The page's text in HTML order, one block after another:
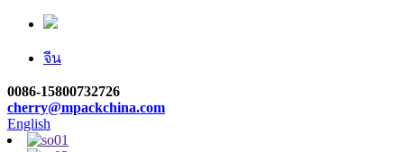
จีน
0086-15800732726
cherry@mpackchina.com
English